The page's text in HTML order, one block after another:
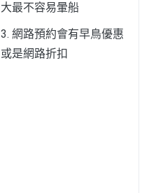
大最不容易暈船
3. 網路預約會有早鳥優惠
或是網路折扣